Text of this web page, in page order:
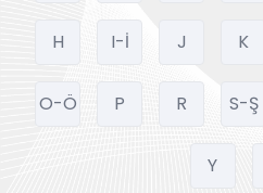
H I-İ J K
O-Ö P R S-Ş
Y